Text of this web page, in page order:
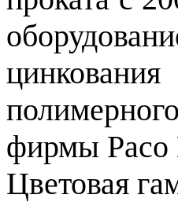
фирмы Расо
Цветовая